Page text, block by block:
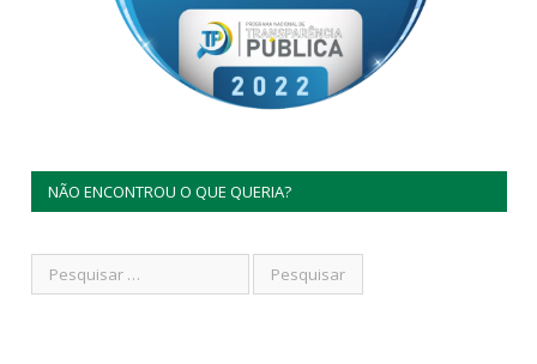
NÃO ENCONTROU O QUE QUERIA?